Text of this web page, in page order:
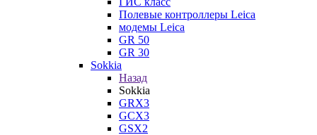
Полевые контроллеры Leica
модемы Leica
GR 50
GR 30
Sokkia
Назад
Sokkia
GRX3
GCX3
GSX2